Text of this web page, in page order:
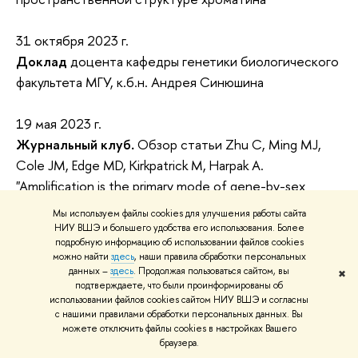
Мы используем файлы cookies для улучшения работы сайта
НИУ ВШЭ и большего удобства его использования. Более
подробную информацию об использовании файлов cookies
можно найти здесь, наши правила обработки персональных
данных –здесь. Продолжая пользоваться сайтом, вы
подтверждаете, что были проинформированы об
использовании файлов cookies сайтом НИУ ВШЭ и согласны
с нашими правилами обработки персональных данных. Вы
можете отключить файлы cookies в настройках Вашего
браузера.
✖
31 октября 2023 г.
Доклад доцента кафедры генетики биологического
факультета МГУ, к.б.н. Андрея Синюшина
19 мая 2023 г.
Журнальный клуб.Обзор статьи Zhu C, Ming MJ,
Cole JM, Edge MD, Kirkpatrick M, Harpak A.
"Amplification is the primary mode of gene-by-sex
interaction in complex human trait"
https://pubmed.ncbi.nlm.nih.gov/37228747/)
представилЕвгений Хомутовстажер-
исследователь Лаборатории геномики НИУ ВШЭ
21 апреля 2023 г.
Журнальный клуб.Обзор статьи Sengupta, D.,
Choudhury, A., Fortes-Lima, C.et al.